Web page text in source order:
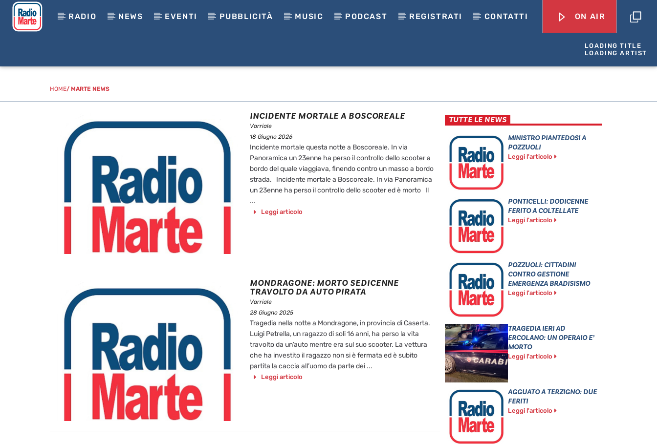
RADIO NEWS EVENTI PUBBLICITÀ MUSIC PODCAST REGISTRATI CONTATTI ON AIR
LOADING TITLE
LOADING ARTIST
HOME/ MARTE NEWS
INCIDENTE MORTALE A BOSCOREALE
Varriale
18 Giugno 2026
Incidente mortale questa notte a Boscoreale. In via
Panoramica un 23enne ha perso il controllo dello scooter a
bordo del quale viaggiava, finendo contro un masso a bordo
strada. Incidente mortale a Boscoreale. In via Panoramica
un 23enne ha perso il controllo dello scooter ed è morto Il
...
Leggi articolo
MONDRAGONE: MORTO SEDICENNE
TRAVOLTO DA AUTO PIRATA
Varriale
28 Giugno 2025
Tragedia nella notte a Mondragone, in provincia di Caserta.
Luigi Petrella, un ragazzo di soli 16 anni, ha perso la vita
travolto da un’auto mentre era sul suo scooter. La vettura
che ha investito il ragazzo non si è fermata ed è subito
partita la caccia all’uomo da parte dei ...
Leggi articolo
TUTTE LE NEWS
MINISTRO PIANTEDOSI A
POZZUOLI
Leggi l'articolo
PONTICELLI: DODICENNE
FERITO A COLTELLATE
Leggi l'articolo
POZZUOLI: CITTADINI
CONTRO GESTIONE
EMERGENZA BRADISISMO
Leggi l'articolo
TRAGEDIA IERI AD
ERCOLANO: UN OPERAIO E’
MORTO
Leggi l'articolo
AGGUATO A TERZIGNO: DUE
FERITI
Leggi l'articolo